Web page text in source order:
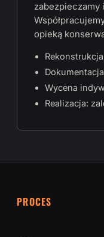
zabezpieczamy
opieką
Wycena
Realizacja:
PROCES